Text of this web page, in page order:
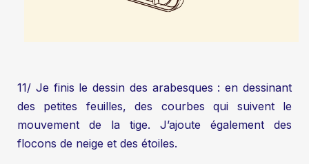
11/ Je finis le dessin des arabesques : en dessinant
des petites feuilles, des courbes qui suivent le
mouvement de la tige. J’ajoute également des
flocons de neige et des étoiles.